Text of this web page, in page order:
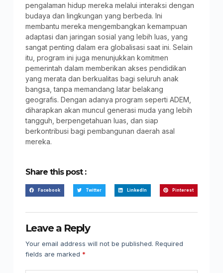
pengalaman hidup mereka melalui interaksi dengan
budaya dan lingkungan yang berbeda. Ini
membantu mereka mengembangkan kemampuan
adaptasi dan jaringan sosial yang lebih luas, yang
sangat penting dalam era globalisasi saat ini. Selain
itu, program ini juga menunjukkan komitmen
pemerintah dalam memberikan akses pendidikan
yang merata dan berkualitas bagi seluruh anak
bangsa, tanpa memandang latar belakang
geografis. Dengan adanya program seperti ADEM,
diharapkan akan muncul generasi muda yang lebih
tangguh, berpengetahuan luas, dan siap
berkontribusi bagi pembangunan daerah asal
mereka.
Share this post :
Facebook Twitter LinkedIn Pinterest
Leave a Reply
Your email address will not be published. Required
fields are marked *